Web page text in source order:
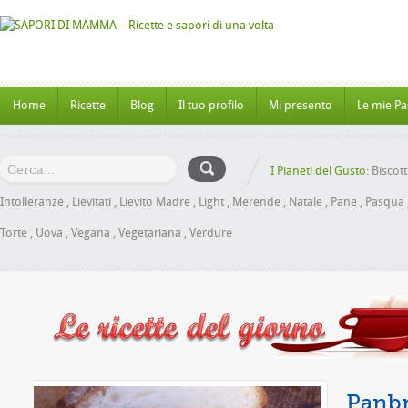
Home Ricette Blog Il tuo profilo Mi presento Le mie
I Pianeti del Gusto:
Intolleranze , Lievitati , Lievito Madre , Light , Merende , Natale , Pane , Pasqua
Torte , Uova , Vegana , Vegetariana , Verdure
senza